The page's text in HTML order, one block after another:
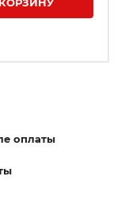
оплаты